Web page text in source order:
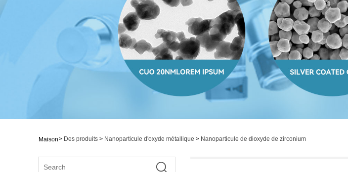
Maison> Des produits > Nanoparticule d'oxyde métallique > Nanoparticule de dioxyde de zirconium